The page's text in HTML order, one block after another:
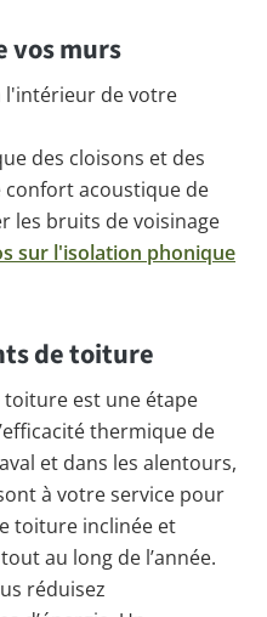
vos murs
l'intérieur de votre
des cloisons et des
acoustique de
les bruits de voisinage
sur l'isolation phonique
de toiture
toiture est une étape
thermique de
et dans les alentours,
à votre service pour
toiture inclinée et
au long de l’année.
réduisez